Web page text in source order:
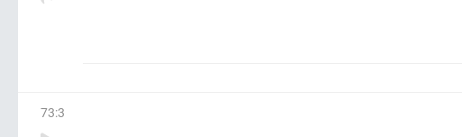
73:3